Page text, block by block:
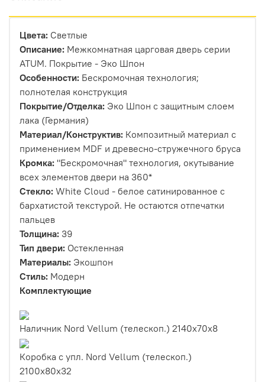
Цвета: Светлые
Описание: Межкомнатная царговая дверь серии
ATUM. Покрытие - Эко Шпон
Особенности: Бескромочная технология;
полнотелая конструкция
Покрытие/Отделка: Эко Шпон с защитным слоем
лака (Германия)
Материал/Конструктив: Композитный материал с
применением MDF и древесно-стружечного бруса
Кромка: "Бескромочная" технология, окутывание
всех элементов двери на 360*
Стекло: White Cloud - белое сатинированное с
бархатистой текстурой. Не остаются отпечатки
пальцев
Толщина: 39
Тип двери: Остекленная
Материалы: Экошпон
Стиль: Модерн
Комплектующие
Наличник Nord Vellum (телескоп.) 2140x70x8
Коробка с упл. Nord Vellum (телескоп.)
2100х80х32